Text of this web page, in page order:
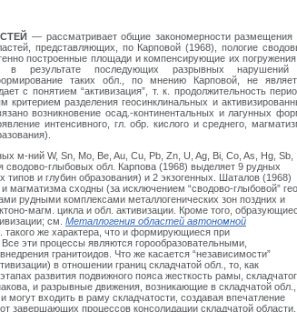
— рассматривает общие закономерности
представляющих, по Карповой (1968), пологие
построенные площади и компенсирующие их
в результате последующих разрывных
таких обл., по мнению Карповой, не
с понятием “активизация”, т. к. продолжительность
критерием разделения геосинклинальных и
возникновение осад.-континентальных и лагунных
интенсивного, гл. обр. кислого и среднего,
м-ний W, Sn, Mo, Be, Au, Cu, Pb, Zn, U, Ag, Bi, Co, As, Hg, Sb,
глыбовых обл. Карпова (1968) выделяет 9 рудных
и глубин образования) и 2 экзогенных. Шаталов (1968)
магматизма сходны (за исключением “сводово-глыбовой”
рудными комплексами металлогенических зон поздних и
магм. цикла и обл. активизации. Кроме того,
см. Металлогения областей автономной
же характера, что и формирующиеся при
эти процессы являются горообразовательными,
гранитоидов. Что же касается “независимости”
в отношении границ складчатой обл., то, как
развития подвижного пояса жесткость рамы,
и разрывные движения, возникающие в складчатой обл.,
входить в раму складчатости, создавая впечатление
завершающих процессов консолидации складчатой области.